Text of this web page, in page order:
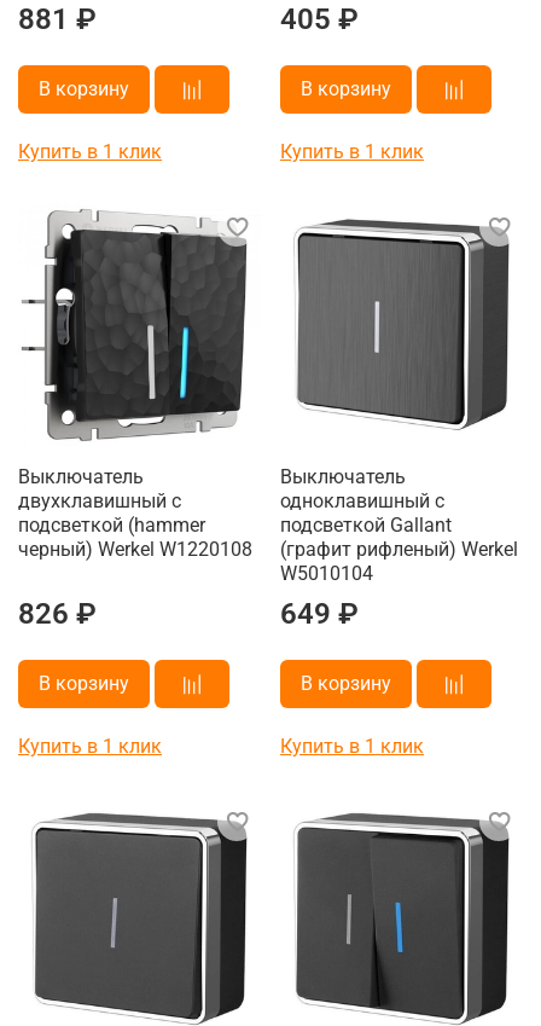
881 ₽
В корзину
Купить в 1 клик
405 ₽
В корзину
Купить в 1 клик
Выключатель
двухклавишный с
подсветкой (hammer
черный) Werkel W1220108
826 ₽
В корзину
Купить в 1 клик
Выключатель
одноклавишный с
подсветкой Gallant
(графит рифленый) Werkel
W5010104
649 ₽
В корзину
Купить в 1 клик